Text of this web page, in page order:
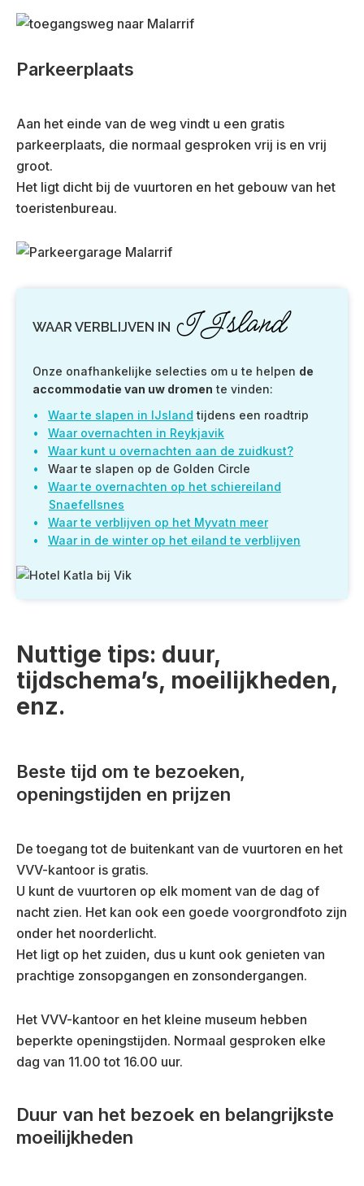
Parkeerplaats
Aan het einde van de weg vindt u een gratis
parkeerplaats, die normaal gesproken vrij is en vrij
groot.
Het ligt dicht bij de vuurtoren en het gebouw van het
toeristenbureau.
WAAR VERBLIJVEN IN IJsland
Onze onafhankelijke selecties om u te helpen de
accommodatie van uw dromen te vinden:
Waar te slapen in IJsland tijdens een roadtrip
Waar overnachten in Reykjavik
Waar kunt u overnachten aan de zuidkust?
Waar te slapen op de Golden Circle
Waar te overnachten op het schiereiland
Snaefellsnes
Waar te verblijven op het Myvatn meer
Waar in de winter op het eiland te verblijven
Nuttige tips: duur,
tijdschema’s, moeilijkheden,
enz.
Beste tijd om te bezoeken,
openingstijden en prijzen
De toegang tot de buitenkant van de vuurtoren en het
VVV-kantoor is gratis.
U kunt de vuurtoren op elk moment van de dag of
nacht zien. Het kan ook een goede voorgrondfoto zijn
onder het noorderlicht.
Het ligt op het zuiden, dus u kunt ook genieten van
prachtige zonsopgangen en zonsondergangen.
Het VVV-kantoor en het kleine museum hebben
beperkte openingstijden. Normaal gesproken elke
dag van 11.00 tot 16.00 uur.
Duur van het bezoek en belangrijkste
moeilijkheden